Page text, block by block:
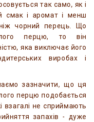
так само, як і
смак і аромат і менш
чорний перець. Що
перцю, то він
яка виключає його
виробах і
зазначити, що ця
перцю подобається
взагалі не сприймають
запахів - дуже